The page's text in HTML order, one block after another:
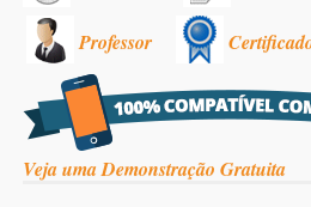
Professor
Veja uma Demonstração Gratuita